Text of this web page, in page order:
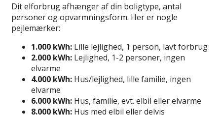
Dit elforbrug afhænger af din boligtype, antal
personer og opvarmningsform. Her er nogle
pejlemærker:
1.000 kWh: Lille lejlighed, 1 person, lavt forbrug
2.000 kWh: Lejlighed, 1-2 personer, ingen
elvarme
4.000 kWh: Hus/lejlighed, lille familie, ingen
elvarme
6.000 kWh: Hus, familie, evt. elbil eller elvarme
8.000 kWh: Hus med elbil eller delvis